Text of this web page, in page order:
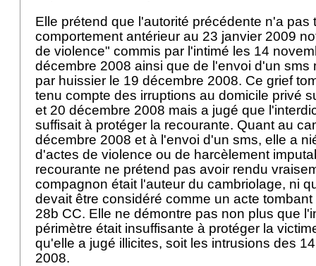
Elle prétend que l'autorité précédente n'a pas
comportement antérieur au 23 janvier 2009
de violence" commis par l'intimé les 14
décembre 2008 ainsi que de l'envoi d'un sms
par huissier le 19 décembre 2008. Ce grief
tenu compte des irruptions au domicile privé
et 20 décembre 2008 mais a jugé que
suffisait à protéger la recourante. Quant au
décembre 2008 et à l'envoi d'un sms, elle a
d'actes de violence ou de harcèlement
recourante ne prétend pas avoir rendu
compagnon était l'auteur du cambriolage, ni
devait être considéré comme un acte
28b CC. Elle ne démontre pas non plus que
périmètre était insuffisante à protéger la
qu'elle a jugé illicites, soit les intrusions des
2008.